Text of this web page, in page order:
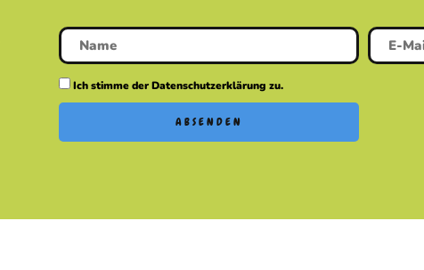
Ich stimme der Datenschutzerklärung zu.
ABSENDEN